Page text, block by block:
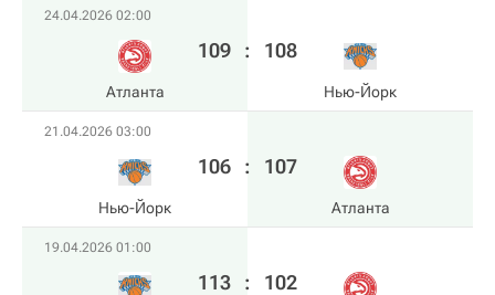
24.04.2026 02:00
Атланта
109 : 108
Нью-Йорк
21.04.2026 03:00
Нью-Йорк
106 : 107
Атланта
19.04.2026 01:00
113 : 102